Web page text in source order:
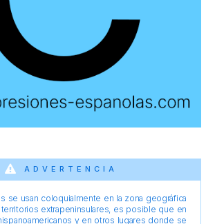
ADVERTENCIA
se usan coloquialmente en la zona geográfica
extrapeninsulares, es posible que en
y en otros lugares donde se